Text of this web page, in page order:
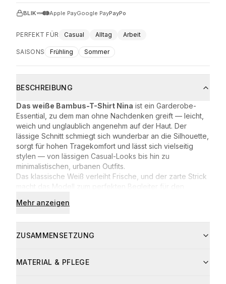
BLIK Apple PayGoogle PayPayPo
PERFEKT FÜR Casual Alltag Arbeit
SAISONS Frühling Sommer
BESCHREIBUNG
Das weiße Bambus-T-Shirt Nina ist ein Garderobe-
Essential, zu dem man ohne Nachdenken greift — leicht,
weich und unglaublich angenehm auf der Haut. Der
lässige Schnitt schmiegt sich wunderbar an die Silhouette,
sorgt für hohen Tragekomfort und lässt sich vielseitig
stylen — von lässigen Casual-Looks bis hin zu
minimalistischen, urbanen Outfits.
Das klassische Weiß verleiht Frische, und der zarte Strick
macht das Modell zum perfekten Begleiter für den
Shopping oder beim Treffen mit Freundinnen.
vielseitiges Modell zu Jeans, Stoffhosen und Röcken
Mehr anzeigen
ZUSAMMENSETZUNG
94% Bambus
MATERIAL & PFLEGE